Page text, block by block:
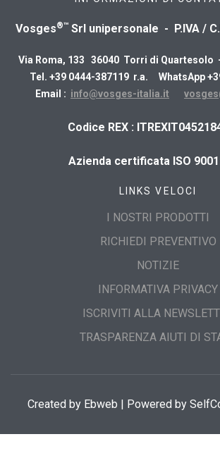
Vosges®™ Srl unipersonale - P.IVA /
Via Roma, 133 36040 Torri di Quartesolo
Tel. +39 0444-387119 r.a. WhatsApp
Email : info@vosges-italia.it
​Codice REX :
Azienda certificata ISO
LINKS VELOCI
I NOSTRI PRODOTTI
RICHIEDI PREVENTIVO
NOTIZIE
INFORMATIVA PRIVACY
ISCRIVITI ALLA
TRASPARENZA AIUTI DI
Created by Ebweb | Powered by